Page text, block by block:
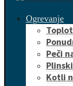
Ogrevanje
Peči
Kotli